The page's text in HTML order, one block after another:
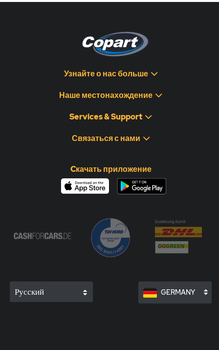
Узнайте о нас больше
Наше местонахождение
Services & Support
Связаться с нами
Cкачать приложение
Русский GERMANY